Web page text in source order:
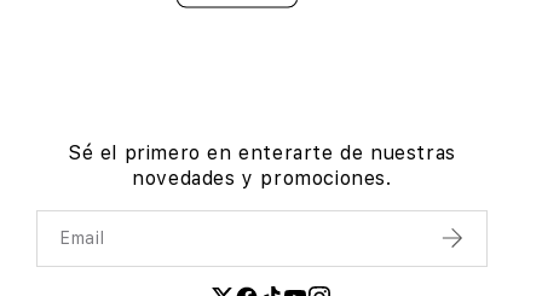
Sé el primero en enterarte de nuestras
novedades y promociones.
Email